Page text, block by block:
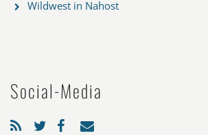
Wildwest in Nahost
Social-Media